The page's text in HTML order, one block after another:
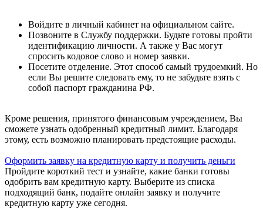
Войдите в личный кабинет на официальном сайте.
Позвоните в Службу поддержки. Будьте готовы пройти
идентификацию личности. А также у Вас могут
спросить кодовое слово и номер заявки.
Посетите отделение. Этот способ самый трудоемкий. Но
если Вы решите следовать ему, то не забудьте взять с
собой паспорт гражданина РФ.
Кроме решения, принятого финансовым учреждением, Вы
сможете узнать одобренный кредитный лимит. Благодаря
этому, есть возможно планировать предстоящие расходы.
Оформить заявку на кредитную карту и получить деньги
Пройдите короткий тест и узнайте, какие банки готовы
одобрить вам кредитную карту. Выберите из списка
подходящий банк, подайте онлайн заявку и получите
кредитную карту уже сегодня.